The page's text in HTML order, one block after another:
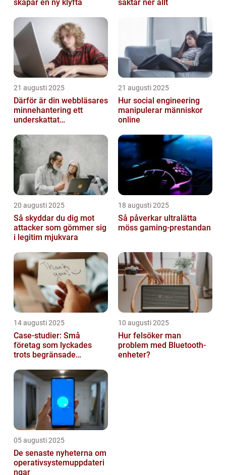
skapar en ny klyfta
saktar ner allt
21 augusti 2025
Därför är din webbläsares
minnehantering ett
underskattat
21 augusti 2025
Hur social engineering
manipulerar människor
online
20 augusti 2025
Så skyddar du dig mot
attacker som gömmer sig
i legitim mjukvara
18 augusti 2025
Så påverkar ultralätta
möss gaming-prestandan
14 augusti 2025
Case-studier: Små
företag som lyckades
trots begränsade
10 augusti 2025
Hur felsöker man
problem med Bluetooth-
enheter?
05 augusti 2025
De senaste nyheterna om
operativsystemuppdateri
ngar